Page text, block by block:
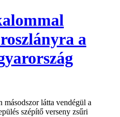
a
látta vendégül a
szépítő verseny zsűri